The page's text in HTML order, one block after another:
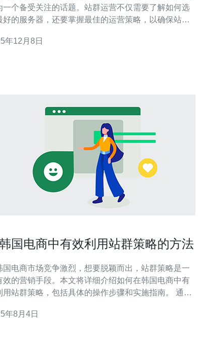
一个备受关注的话题。站群运营不仅需要了解如何选
好的服务器，还要掌握最佳的运营策略，以确保站群
最便宜的解决方案，站姐们总是能够在不同的选择中
年12月8日
国电商中有效利用站群策略的方法
国电商市场竞争激烈，想要脱颖而出，站群策略是一
效的营销手段。本文将详细介绍如何在韩国电商中有
站群策略，包括具体的操作步骤和实施指南。 通过
排名，从而吸引更多潜在客户。接下来，我们将逐步
年8月4日